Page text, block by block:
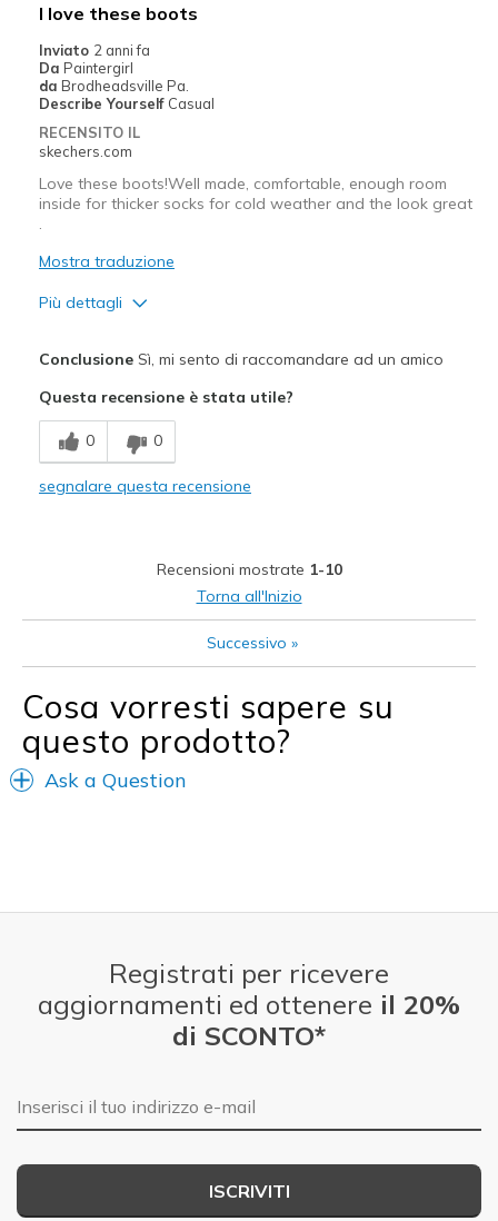
Travel
Width
Sizing
View On Shoes
I'm Into Shoes
I love these boots
Inviato 2 anni fa
Da Paintergirl
da Brodheadsville Pa.
Describe Yourself Casual
RECENSITO IL
skechers.com
Love these boots!Well made, comfortable, enough room
inside for thicker socks for cold weather and the look great
Mostra traduzione
Più dettagli
Comfortable
Durable
Going Out
Sizing
Feels true to size
View On Shoes
Shoes are for Wearing
ConclusioneSì, mi sento di raccomandare ad un amico
Questa recensione è stata utile?
0 0
segnalare questa recensione
Recensioni mostrate 1-10
Torna all'Inizio
Successivo »
Cosa vorresti sapere su
questo prodotto?
Ask a Question
Registrati per ricevere
aggiornamenti ed ottenere il 20%
di SCONTO*
E-mail
ISCRIVITI